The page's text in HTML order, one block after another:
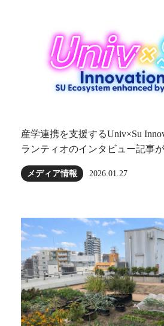
産学連携を支援するUniv×Su
ランティオのインタビュー記事
メディア情報 2026.01.27